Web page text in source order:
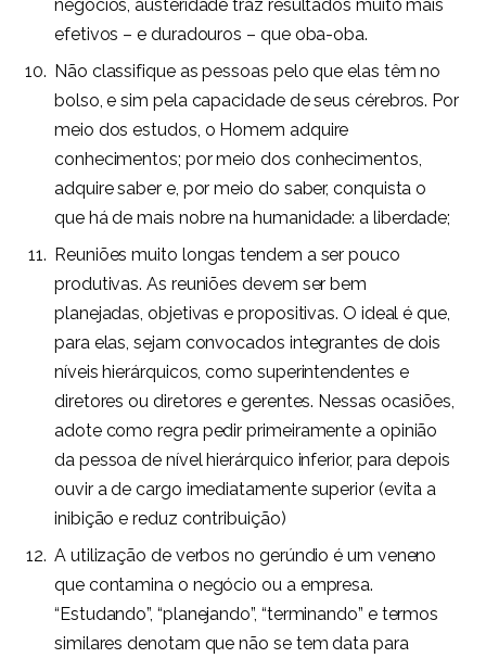
negócios, austeridade traz resultados muito mais
efetivos – e duradouros – que oba-oba.
Não classifique as pessoas pelo que elas têm no
bolso, e sim pela capacidade de seus cérebros. Por
meio dos estudos, o Homem adquire
conhecimentos; por meio dos conhecimentos,
adquire saber e, por meio do saber, conquista o
que há de mais nobre na humanidade: a liberdade;
Reuniões muito longas tendem a ser pouco
produtivas. As reuniões devem ser bem
planejadas, objetivas e propositivas. O ideal é que,
para elas, sejam convocados integrantes de dois
níveis hierárquicos, como superintendentes e
diretores ou diretores e gerentes. Nessas ocasiões,
adote como regra pedir primeiramente a opinião
da pessoa de nível hierárquico inferior, para depois
ouvir a de cargo imediatamente superior (evita a
inibição e reduz contribuição)
A utilização de verbos no gerúndio é um veneno
que contamina o negócio ou a empresa.
“Estudando”, “planejando”, “terminando” e termos
similares denotam que não se tem data para